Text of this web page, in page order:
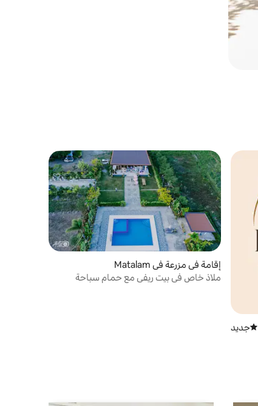
مكان إقامة جديد
جديد
إقامة في مزرعة في Matalam
ملاذ خاص في بيت ريفي مع حمام سباحة